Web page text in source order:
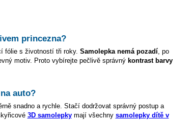
princezna?
fólie s životností tři roky. Samolepka nemá pozadí, po
motiv. Proto vybírejte pečlivě správný kontrast barvy
auto?
snadno a rychle. Stačí dodržovat správný postup a
3D samolepkymají všechny samolepky dítě v